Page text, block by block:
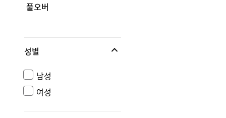
풀오버
성별
남성
여성